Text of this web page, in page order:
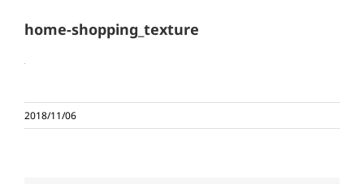
home-shopping_texture
2018/11/06